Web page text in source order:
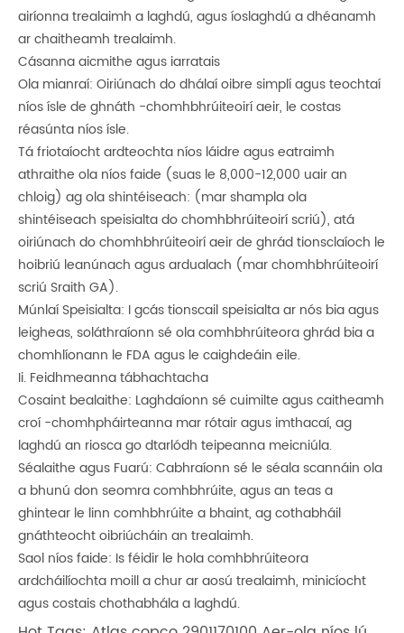
airíonna trealaimh a laghdú, agus íoslaghdú a dhéanamh
ar chaitheamh trealaimh.
Cásanna aicmithe agus iarratais
Ola mianraí: Oiriúnach do dhálaí oibre simplí agus teochtaí
níos ísle de ghnáth -chomhbhrúiteoirí aeir, le costas
réasúnta níos ísle.
Tá friotaíocht ardteochta níos láidre agus eatraimh
athraithe ola níos faide (suas le 8,000-12,000 uair an
chloig) ag ola shintéiseach: (mar shampla ola
shintéiseach speisialta do chomhbhrúiteoirí scriú), atá
oiriúnach do chomhbhrúiteoirí aeir de ghrád tionsclaíoch le
hoibriú leanúnach agus ardualach (mar chomhbhrúiteoirí
scriú Sraith GA).
Múnlaí Speisialta: I gcás tionscail speisialta ar nós bia agus
leigheas, soláthraíonn sé ola comhbhrúiteora ghrád bia a
chomhlíonann le FDA agus le caighdeáin eile.
Ii. Feidhmeanna tábhachtacha
Cosaint bealaithe: Laghdaíonn sé cuimilte agus caitheamh
croí -chomhpháirteanna mar rótair agus imthacaí, ag
laghdú an riosca go dtarlódh teipeanna meicniúla.
Séalaithe agus Fuarú: Cabhraíonn sé le séala scannáin ola
a bhunú don seomra comhbhrúite, agus an teas a
ghintear le linn comhbhrúite a bhaint, ag cothabháil
gnáthteocht oibriúcháin an trealaimh.
Saol níos faide: Is féidir le hola comhbhrúiteora
ardcháilíochta moill a chur ar aosú trealaimh, minicíocht
agus costais chothabhála a laghdú.